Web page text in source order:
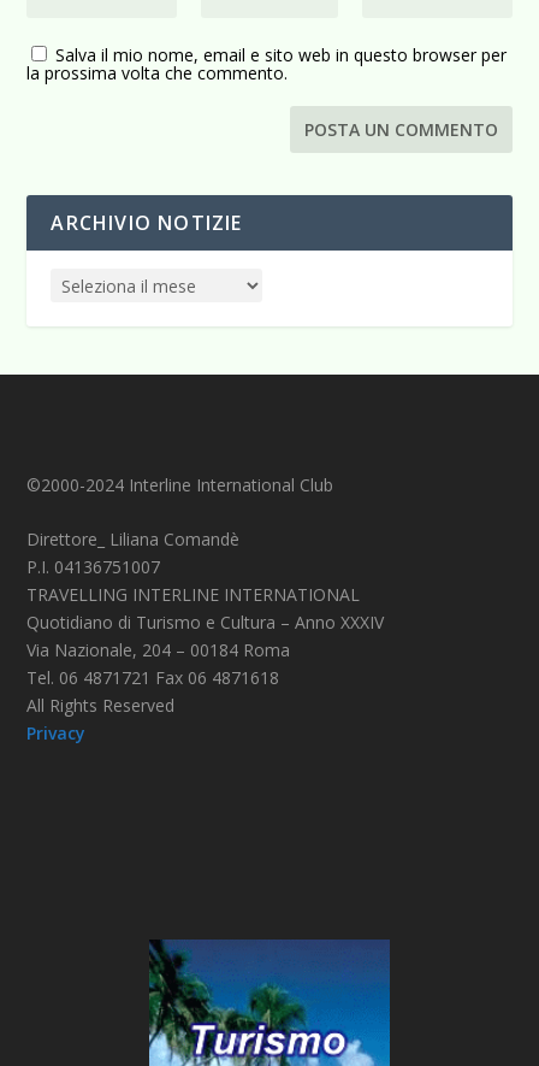
Salva il mio nome, email e sito web in questo browser per
la prossima volta che commento.
ARCHIVIO NOTIZIE
©2000-2024 Interline International Club
Direttore_ Liliana Comandè
P.I. 04136751007
TRAVELLING INTERLINE INTERNATIONAL
Quotidiano di Turismo e Cultura – Anno XXXIV
Via Nazionale, 204 – 00184 Roma
Tel. 06 4871721 Fax 06 4871618
All Rights Reserved
Privacy